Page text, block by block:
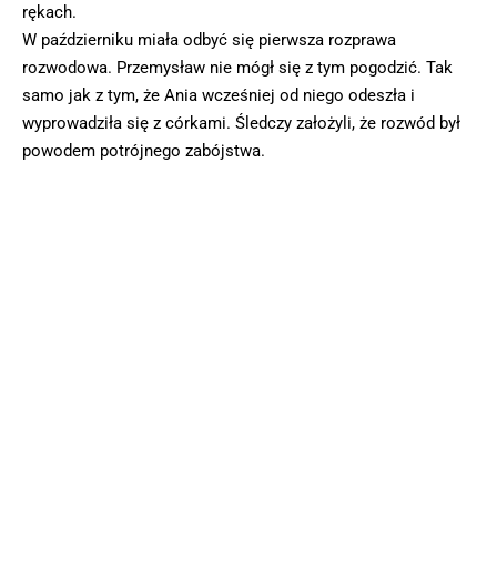
rękach.
W październiku miała odbyć się pierwsza rozprawa
rozwodowa. Przemysław nie mógł się z tym pogodzić. Tak
samo jak z tym, że Ania wcześniej od niego odeszła i
wyprowadziła się z córkami. Śledczy założyli, że rozwód był
powodem potrójnego zabójstwa.